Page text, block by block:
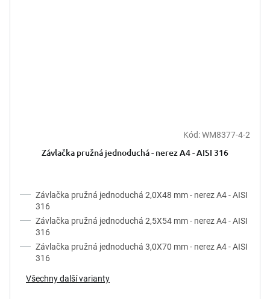
Kód:WM8377-4-2
Závlačka pružná jednoduchá - nerez A4 - AISI 316
Závlačka pružná jednoduchá 2,0X48 mm - nerez A4 - AISI
316
Závlačka pružná jednoduchá 2,5X54 mm - nerez A4 - AISI
316
Závlačka pružná jednoduchá 3,0X70 mm - nerez A4 - AISI
316
Všechny další varianty